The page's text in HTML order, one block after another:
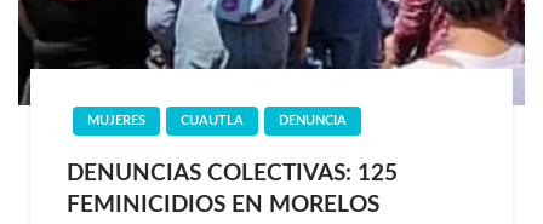
MUJERES CUAUTLA DENUNCIA
DENUNCIAS COLECTIVAS: 125
FEMINICIDIOS EN MORELOS